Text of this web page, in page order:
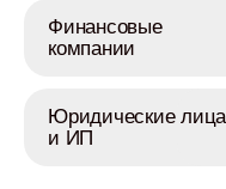
Финансовые
компании
Юридические лица
и ИП